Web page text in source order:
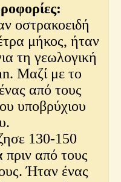
οστρακοειδή
μήκος, ήταν
τη γεωλογική
Μαζί με το
από τους
υποβρύχιου
130-150
πριν από τους
Ήταν ένας